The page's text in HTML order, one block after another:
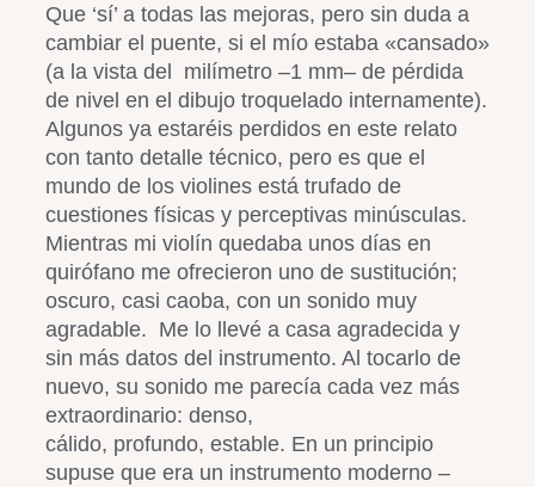
Que ‘sí’ a todas las mejoras, pero sin duda a
cambiar el puente, si el mío estaba «cansado»
(a la vista del milímetro –1 mm– de pérdida
de nivel en el dibujo troquelado internamente).
Algunos ya estaréis perdidos en este relato
con tanto detalle técnico, pero es que el
mundo de los violines está trufado de
cuestiones físicas y perceptivas minúsculas.
Mientras mi violín quedaba unos días en
quirófano me ofrecieron uno de sustitución;
oscuro, casi caoba, con un sonido muy
agradable. Me lo llevé a casa agradecida y
sin más datos del instrumento. Al tocarlo de
nuevo, su sonido me parecía cada vez más
extraordinario: denso,
cálido, profundo, estable. En un principio
supuse que era un instrumento moderno –